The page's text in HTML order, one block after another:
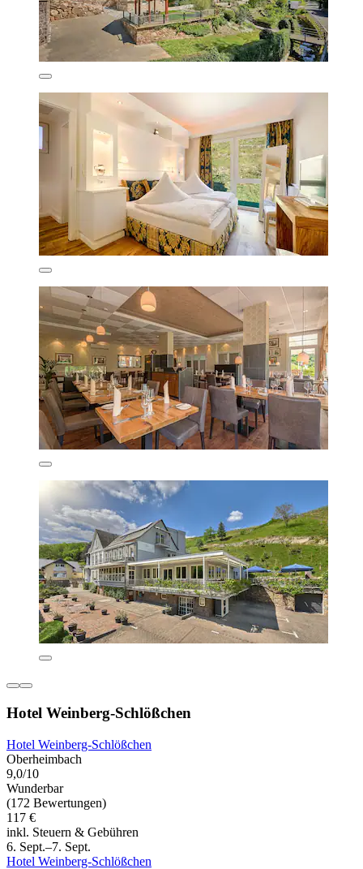
Hotel Weinberg-Schlößchen
Hotel Weinberg-Schlößchen
Oberheimbach
9,0/10
Wunderbar
(172 Bewertungen)
117 €
inkl. Steuern & Gebühren
6. Sept.–7. Sept.
Hotel Weinberg-Schlößchen